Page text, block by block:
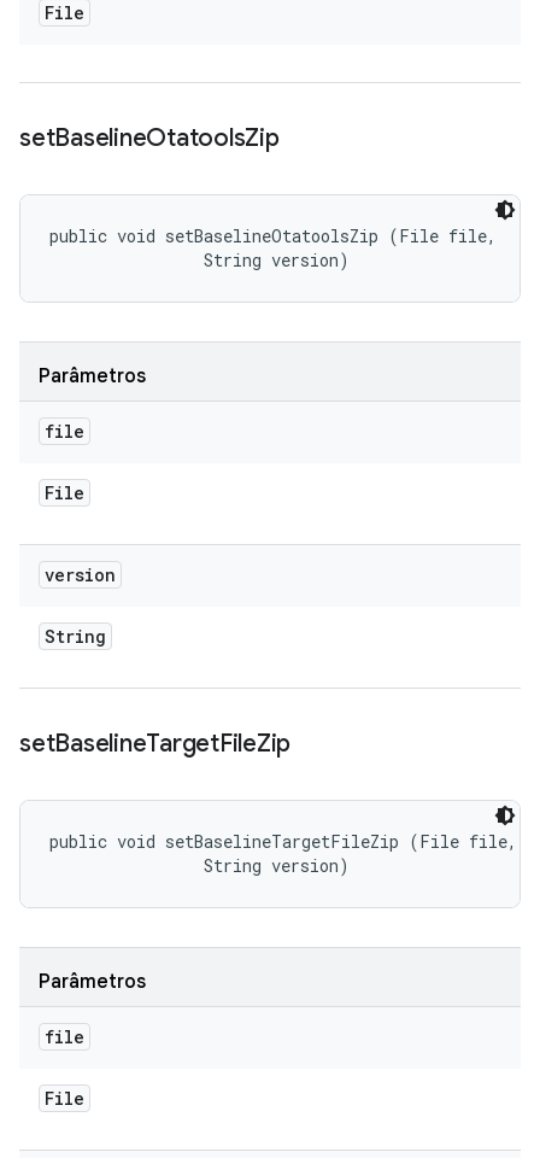
File
setBaselineOtatoolsZip
public void setBaselineOtatoolsZip (File file,
                String version)
Parâmetros
file
File
version
String
setBaselineTargetFileZip
public void setBaselineTargetFileZip (File file,
                String version)
Parâmetros
file
File